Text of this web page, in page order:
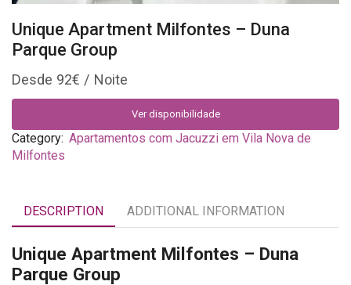
Unique Apartment Milfontes – Duna
Parque Group
92€
Ver disponibilidade
Category: Apartamentos com Jacuzzi em Vila Nova de
Milfontes
DESCRIPTION ADDITIONAL INFORMATION
Unique Apartment Milfontes – Duna
Parque Group